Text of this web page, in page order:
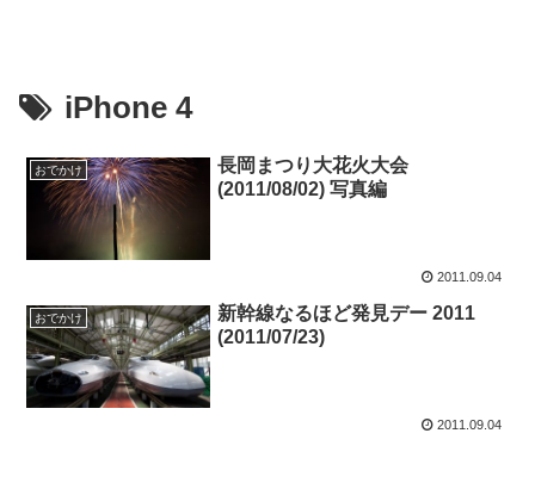
iPhone 4
おでかけ
長岡まつり大花火大会
(2011/08/02) 写真編
2011.09.04
おでかけ
新幹線なるほど発見デー 2011
(2011/07/23)
2011.09.04